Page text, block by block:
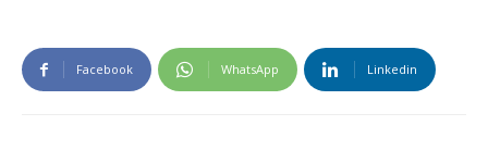
Facebook WhatsApp Linkedin